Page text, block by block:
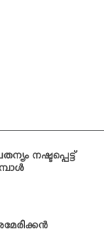
നഷ്ടപ്പെട്ട്